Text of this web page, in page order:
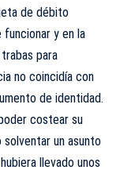
de débito
funcionar y en la
para
no coincidía con
de identidad.
costear su
solventar un asunto
llevado unos